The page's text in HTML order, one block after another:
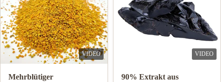
Vanya Lei for the support and great service!
VIDEO
Mehrblütiger
VIDEO
90% Extrakt aus